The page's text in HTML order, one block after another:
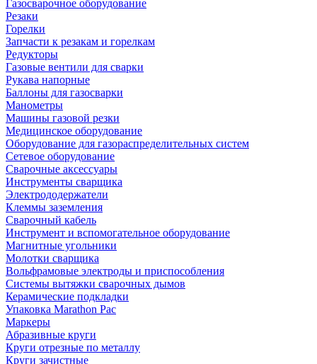
Газосварочное оборудование
Резаки
Горелки
Запчасти к резакам и горелкам
Редукторы
Газовые вентили для сварки
Рукава напорные
Баллоны для газосварки
Манометры
Машины газовой резки
Медицинское оборудование
Оборудование для газораспределительных систем
Сетевое оборудование
Сварочные аксессуары
Инструменты сварщика
Электрододержатели
Клеммы заземления
Сварочный кабель
Инструмент и вспомогательное оборудование
Магнитные угольники
Молотки сварщика
Вольфрамовые электроды и приспособления
Системы вытяжки сварочных дымов
Керамические подкладки
Упаковка Marathon Pac
Маркеры
Абразивные круги
Круги отрезные по металлу
Круги зачистные